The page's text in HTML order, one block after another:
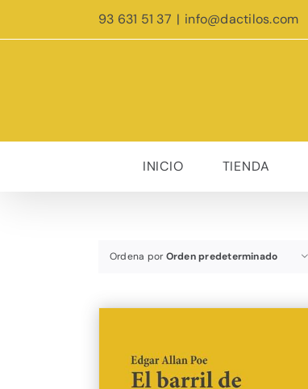
93 631 51 37 | info@dactilos.com
INICIO TIENDA
Ordena por Orden predeterminado